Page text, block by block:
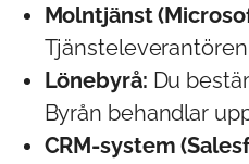
Molntjänst
Lönebyrå: Du
Byrån behandlar
CRM-system